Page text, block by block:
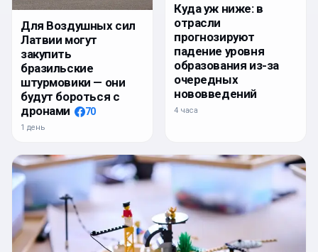
Для Воздушных сил
Латвии могут
закупить
бразильские
штурмовики — они
будут бороться с
дронами
70
1 день
Куда уж ниже: в
отрасли
прогнозируют
падение уровня
образования из-за
очередных
нововведений
4 часа